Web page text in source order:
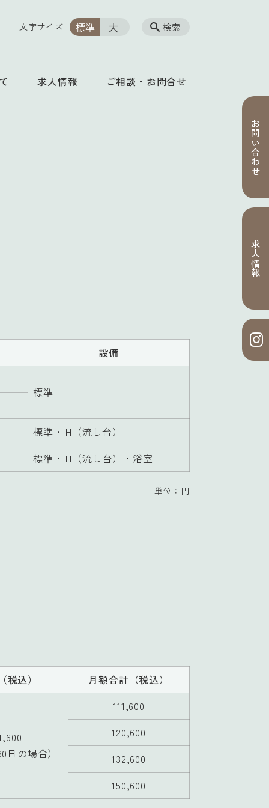
求人情報 ご相談・お問合せ
検索
文字サイズ 標準 大
設備
標準
標準・IH（流し台）
標準・IH（流し台）・浴室
単位：円
税込） 月額合計 （税込）
日の場合）
111,600
120,600
132,600
150,600
お問い合わせ
求人情報